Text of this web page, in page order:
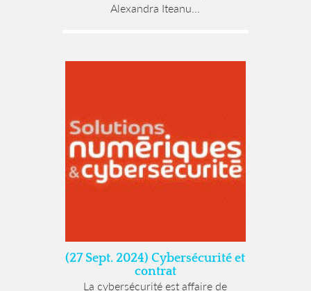
Alexandra Iteanu...
(27 Sept. 2024) Cybersécurité et
contrat
La cybersécurité est affaire de